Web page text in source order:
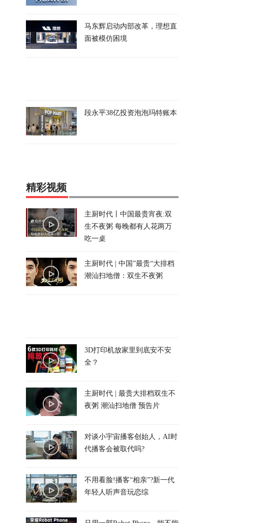
马东辉启动内部改革，理想直
面被模仿困境
段永平38亿投资泡泡玛特账本
精彩视频
主厨时代丨中国最贵宵夜:双
生不夜粥 每晚都有人花两万
吃一桌
主厨时代 | 中国”最贵“大排档
潮汕扫地僧：双生不夜粥
3D打印机放家里到底安不安
全？
主厨时代 | 最贵大排档双生不
夜粥 潮汕扫地僧 预告片
对谈小宇宙播客创始人，AI时
代播客会被取代吗?
不用看脸!播客“相亲”?新一代
年轻人听声音玩恋综